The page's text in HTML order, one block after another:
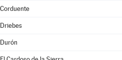
Corduente
Driebes
Durón